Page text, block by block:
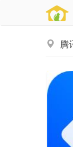
腾